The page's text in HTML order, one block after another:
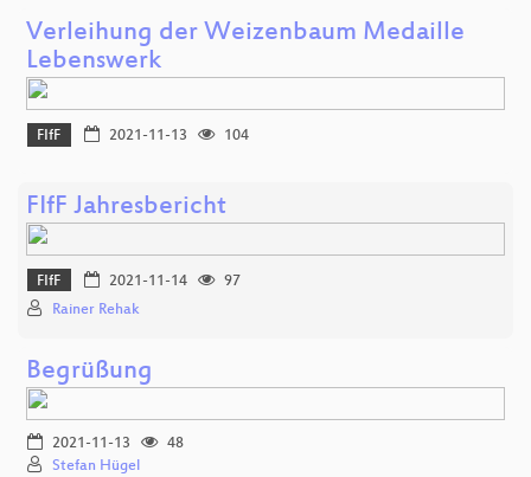
Verleihung der Weizenbaum Medaille
Lebenswerk
FIfF 2021-11-13 104
FIfF Jahresbericht
FIfF 2021-11-14
97
Rainer Rehak
Begrüßung
2021-11-13
48
Stefan Hügel